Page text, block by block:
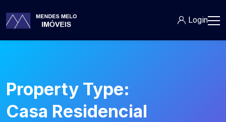
Login
Property Type:
Casa Residencial